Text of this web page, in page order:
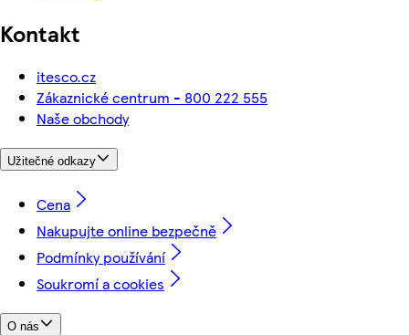
Kontakt
itesco.cz
Zákaznické centrum - 800 222 555
Naše obchody
Užitečné odkazy
Cena
Nakupujte online bezpečně
Podmínky používání
Soukromí a cookies
O nás